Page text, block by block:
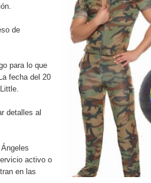
lanzan convocatoria para
noche de fusiones e invitados
del sistema
por la franquicia dominicana más
ejecutiva de Fiduciaria
Regional Este en La Romana
en la segunda
de
para lo que
fecha del 20
detalles al
activo o
en las